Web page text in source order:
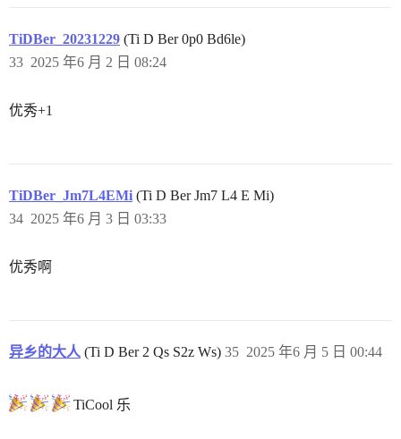
TiDBer_20231229 (Ti D Ber 0p0 Bd6le)
2025 年6 月 2 日 08:24
33
优秀+1
TiDBer_Jm7L4EMi (Ti D Ber Jm7 L4 E Mi)
2025 年6 月 3 日 03:33
34
优秀啊
异乡的大人 (Ti D Ber 2 Qs S2z Ws) 2025 年6 月 5 日 00:44
35
TiCool 乐